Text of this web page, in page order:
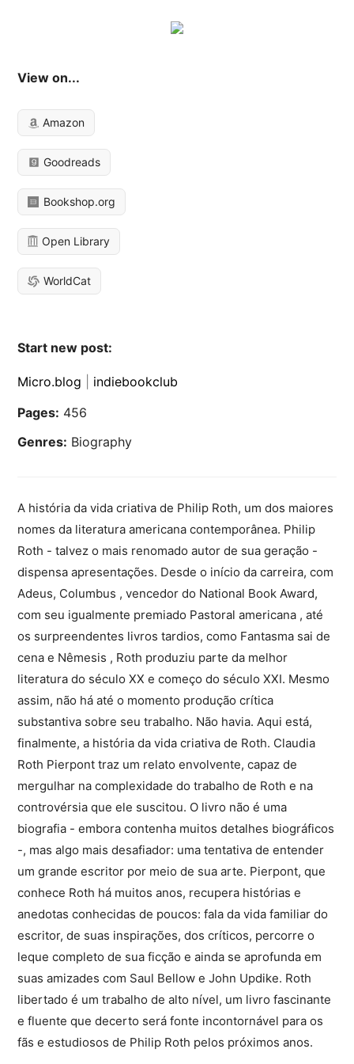
View on...
Amazon
Goodreads
Bookshop.org
Open Library
WorldCat
Start new post:
Micro.blog
indiebookclub
Pages: 456
Genres: Biography
A história da vida criativa de Philip Roth, um dos maiores
nomes da literatura americana contemporânea. Philip
Roth - talvez o mais renomado autor de sua geração -
dispensa apresentações. Desde o início da carreira, com
Adeus, Columbus , vencedor do National Book Award,
com seu igualmente premiado Pastoral americana , até
os surpreendentes livros tardios, como Fantasma sai de
cena e Nêmesis , Roth produziu parte da melhor
literatura do século XX e começo do século XXI. Mesmo
assim, não há até o momento produção crítica
substantiva sobre seu trabalho. Não havia. Aqui está,
finalmente, a história da vida criativa de Roth. Claudia
Roth Pierpont traz um relato envolvente, capaz de
mergulhar na complexidade do trabalho de Roth e na
controvérsia que ele suscitou. O livro não é uma
biografia - embora contenha muitos detalhes biográficos
-, mas algo mais desafiador: uma tentativa de entender
um grande escritor por meio de sua arte. Pierpont, que
conhece Roth há muitos anos, recupera histórias e
anedotas conhecidas de poucos: fala da vida familiar do
escritor, de suas inspirações, dos críticos, percorre o
leque completo de sua ficção e ainda se aprofunda em
suas amizades com Saul Bellow e John Updike. Roth
libertado é um trabalho de alto nível, um livro fascinante
e fluente que decerto será fonte incontornável para os
fãs e estudiosos de Philip Roth pelos próximos anos.